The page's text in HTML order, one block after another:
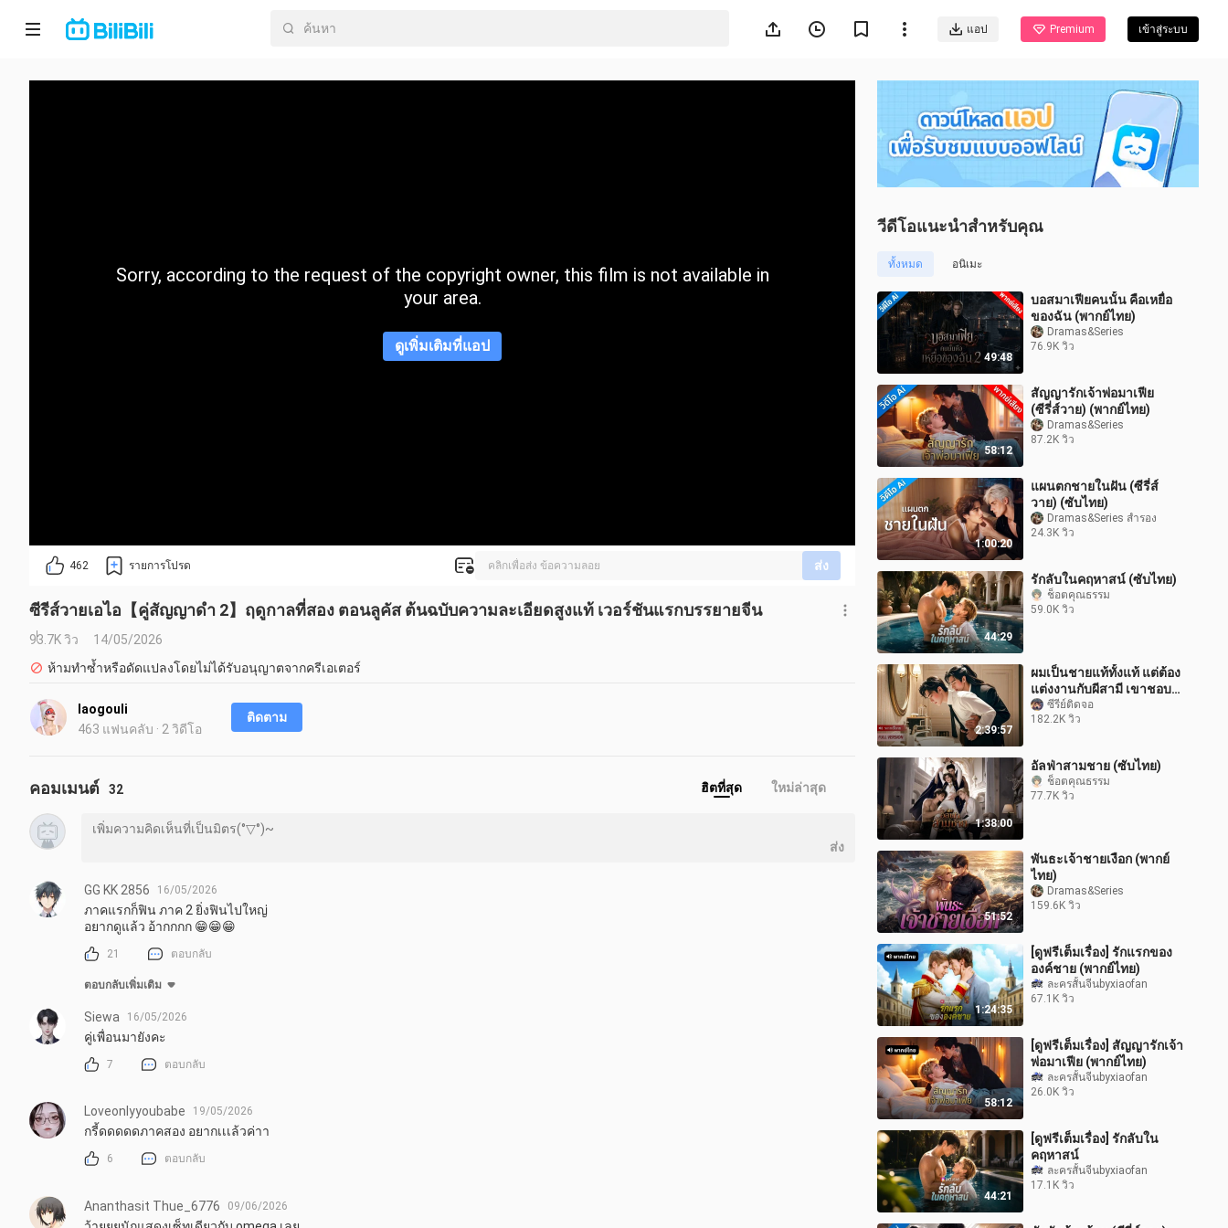
แอป Premium เข้าสู่ระบบ
หน้า
Sorry, according to the request of the copyright owner, this film is not available in
your area.
ดูเพิ่มเติมที่แอป
462 รายการโปรด ส่ง
ซีรีส์วายเอไอ【คู่สัญญาดำ 2】ฤดูกาลที่สอง ตอนลูคัส ต้นฉบับความละเอียดสูงแท้ เวอร์ชันแรกบรรยายจีน
93.7K วิว
14/05/2026
ห้ามทำซ้ำหรือดัดแปลงโดยไม่ได้รับอนุญาตจากครีเอเตอร์
laogouli
463 แฟนคลับ · 2 วิดีโอ
ติดตาม
วีดีโอแนะนำสำหรับคุณ
ทั้งหมด อนิเมะ
49:48
บอสมาเฟียคนนั้น คือเหยื่อ
ของฉัน (พากย์ไทย)
Dramas&Series
76.9K วิว
58:12
สัญญารักเจ้าพ่อมาเฟีย
(ซีรี่ส์วาย) (พากย์ไทย)
Dramas&Series
87.2K วิว
1:00:20
แผนตกชายในฝัน (ซีรี่ส์
วาย) (ซับไทย)
Dramas&Series สำรอง
24.3K วิว
44:29
รักลับในคฤหาสน์ (ซับไทย)
ช็อตคุณธรรม
59.0K วิว
2:39:57
ผมเป็นชายแท้ทั้งแท้ แต่ต้อง
แต่งงานกับผีสามี เขาชอบ
อ่อยไม่หยุด...ทำไมผมดัน
ชอบก็ไม่รู้?! #ซีรีส์วาย
ซีรีย์ติดจอ
182.2K วิว
1:38:00
อัลฟ่าสามชาย (ซับไทย)
ช็อตคุณธรรม
77.7K วิว
51:52
พันธะเจ้าชายเงือก (พากย์
ไทย)
Dramas&Series
159.6K วิว
1:24:35
[ดูฟรีเต็มเรื่อง] รักแรกของ
องค์ชาย (พากย์ไทย)
ละครสั้นจีนbyxiaofan
67.1K วิว
58:12
[ดูฟรีเต็มเรื่อง] สัญญารักเจ้า
พ่อมาเฟีย (พากย์ไทย)
ละครสั้นจีนbyxiaofan
26.0K วิว
44:21
[ดูฟรีเต็มเรื่อง] รักลับใน
คฤหาสน์
ละครสั้นจีนbyxiaofan
17.1K วิว
คอมเมนต์ 32 ฮิตที่สุด ใหม่ล่าสุด
ส่ง
GG KK 2856 16/05/2026
ภาคแรกก็ฟิน ภาค 2 ยิ่งฟินไปใหญ่
อยากดูแล้ว อ้ากกกก 😁😁😁
21 ตอบกลับ
ตอบกลับเพิ่มเติม
Siewa 16/05/2026
คู่เพื่อนมายังคะ
7 ตอบกลับ
Loveonlyyoubabe 19/05/2026
กรี้ดดดดดภาคสอง อยากเเเล้วค่าา
6 ตอบกลับ
Ananthasit Thue_6776 09/06/2026